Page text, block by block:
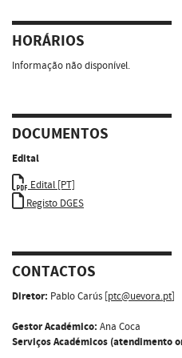
HORÁRIOS
Informação não disponível.
DOCUMENTOS
Edital
Edital [PT]
Registo DGES
CONTACTOS
Diretor: Pablo Carús [ptc@uevora.pt]
Gestor Académico: Ana Coca
Serviços Académicos (atendimento